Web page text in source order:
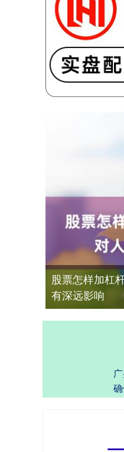
股票怎样加杠
有深远影响